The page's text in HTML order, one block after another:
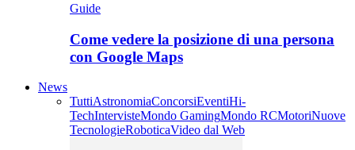
Guide
Come vedere la posizione di una persona
con Google Maps
News
TuttiAstronomiaConcorsiEventiHi-
TechIntervisteMondo GamingMondo RCMotoriNuove
TecnologieRoboticaVideo dal Web